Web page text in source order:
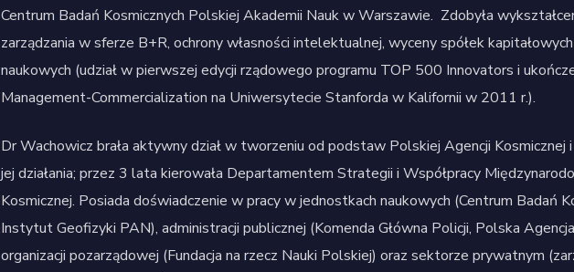
Centrum Badań Kosmicznych Polskiej Akademii Nauk w Warszawie. Zdobyła
zarządzania w sferze B+R, ochrony własności intelektualnej, wyceny spółek
naukowych (udział w pierwszej edycji rządowego programu TOP 500 Innovators i
Management-Commercialization na Uniwersytecie Stanforda w Kalifornii w 2011 r.).
Dr Wachowicz brała aktywny dział w tworzeniu od podstaw Polskiej Agencji Kosmicznej
jej działania; przez 3 lata kierowała Departamentem Strategii i Współpracy
Kosmicznej. Posiada doświadczenie w pracy w jednostkach naukowych (Centrum Badań
Instytut Geofizyki PAN), administracji publicznej (Komenda Główna Policji, Polska
organizacji pozarządowej (Fundacja na rzecz Nauki Polskiej) oraz sektorze prywatnym